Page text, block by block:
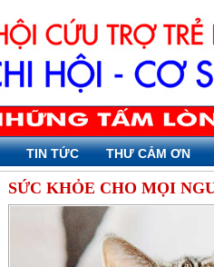
TIN TỨC THƯ CẢM ƠN
SỨC KHỎE CHO MỌI